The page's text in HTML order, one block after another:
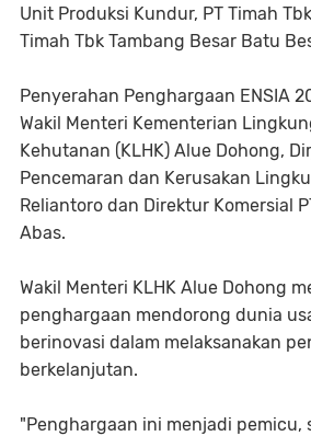
Unit Produksi Kundur, PT Timah
Timah Tbk Tambang Besar Batu
Penyerahan Penghargaan ENSIA
Wakil Menteri Kementerian
Kehutanan (KLHK) Alue Dohong,
Pencemaran dan Kerusakan
Reliantoro dan Direktur Komersial
Abas.
Wakil Menteri KLHK Alue Dohong
penghargaan mendorong dunia
berinovasi dalam melaksanakan
berkelanjutan.
"Penghargaan ini menjadi pemicu,